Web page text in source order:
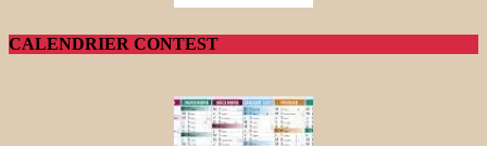
CALENDRIER CONTEST